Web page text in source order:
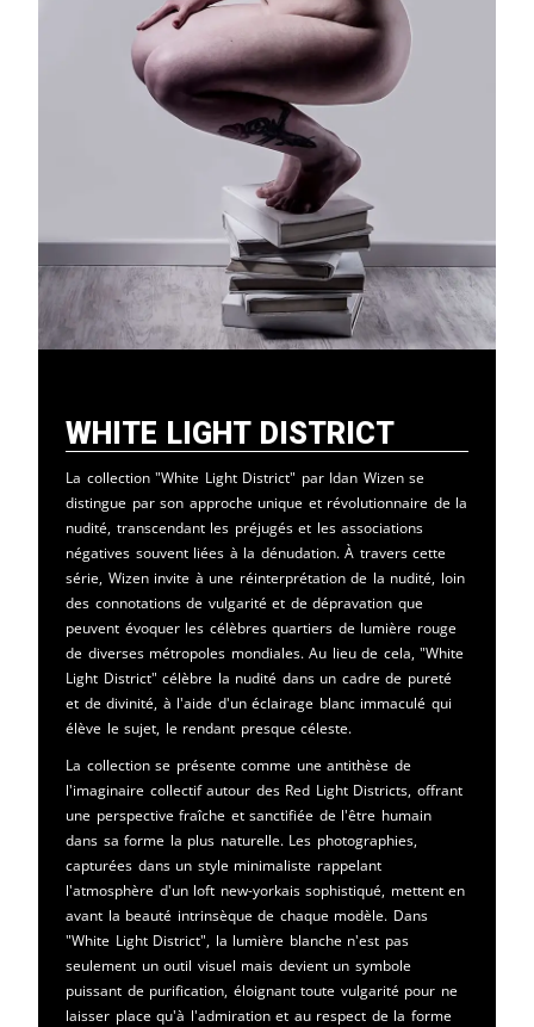
White Light District
La collection "White Light District" par Idan Wizen se
distingue par son approche unique et révolutionnaire de la
nudité, transcendant les préjugés et les associations
négatives souvent liées à la dénudation. À travers cette
série, Wizen invite à une réinterprétation de la nudité, loin
des connotations de vulgarité et de dépravation que
peuvent évoquer les célèbres quartiers de lumière rouge
de diverses métropoles mondiales. Au lieu de cela, "White
Light District" célèbre la nudité dans un cadre de pureté
et de divinité, à l'aide d'un éclairage blanc immaculé qui
élève le sujet, le rendant presque céleste.
La collection se présente comme une antithèse de
l'imaginaire collectif autour des Red Light Districts, offrant
une perspective fraîche et sanctifiée de l'être humain
dans sa forme la plus naturelle. Les photographies,
capturées dans un style minimaliste rappelant
l'atmosphère d'un loft new-yorkais sophistiqué, mettent en
avant la beauté intrinsèque de chaque modèle. Dans
"White Light District", la lumière blanche n'est pas
seulement un outil visuel mais devient un symbole
puissant de purification, éloignant toute vulgarité pour ne
laisser place qu'à l'admiration et au respect de la forme